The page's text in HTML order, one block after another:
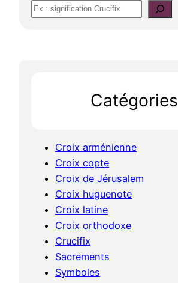
S
Catégories
Croix arménienne
Croix copte
Croix de Jérusalem
Croix huguenote
Croix latine
Croix orthodoxe
Crucifix
Sacrements
Symboles